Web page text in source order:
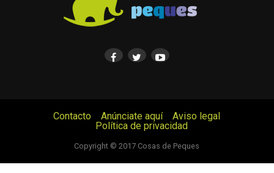
Contacto Anúnciate aquí
Aviso legal
Política de privacidad
Copyright © 2017 Cosas de Peques